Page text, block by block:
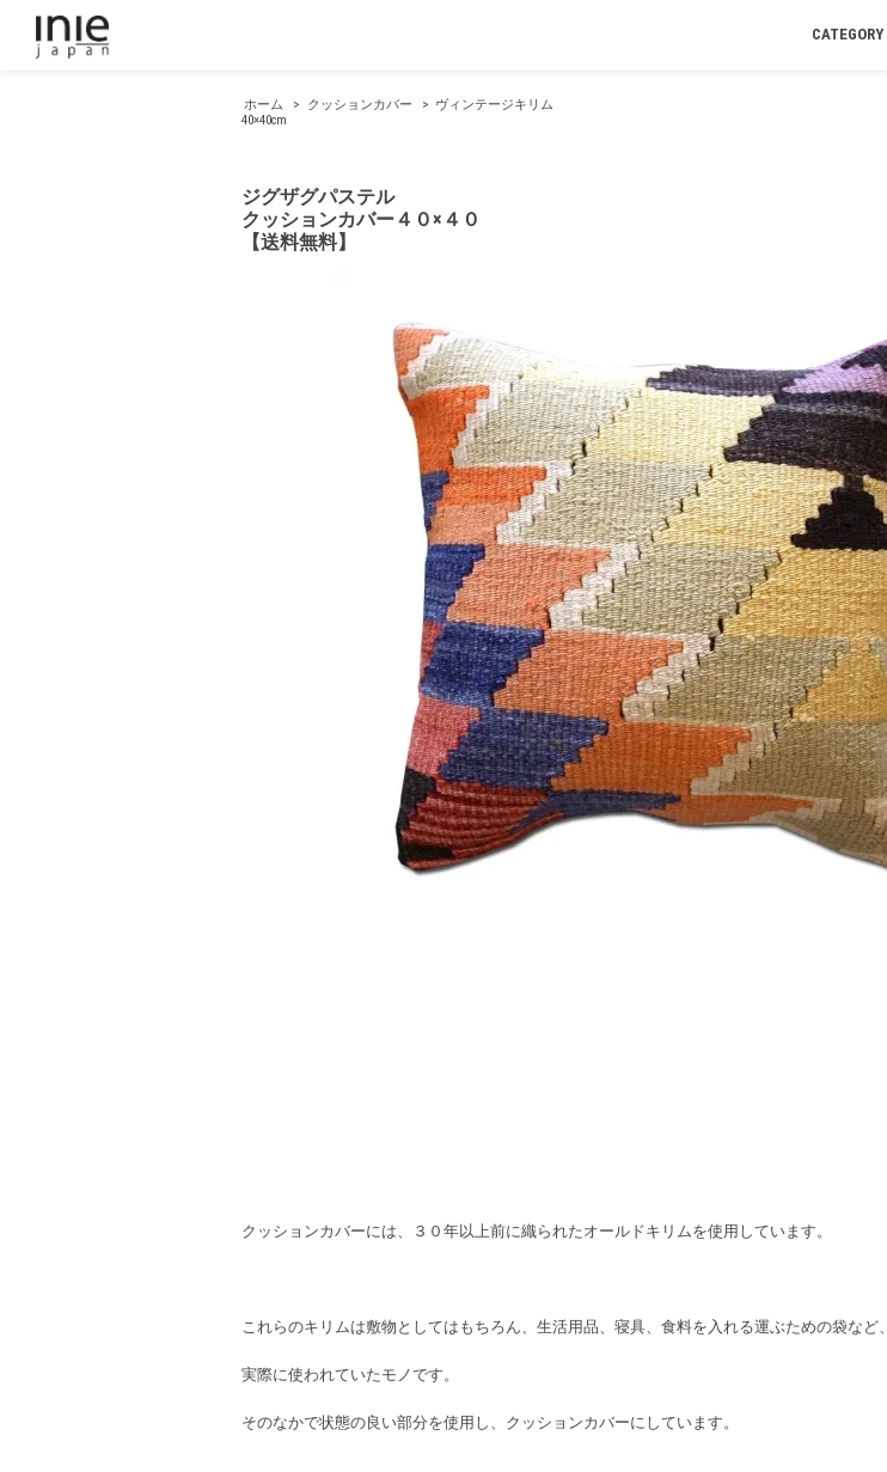
CATEGORY
ホーム > クッションカバー > ヴィンテージキリム
40×40cm
ジグザグパステル
クッションカバー４０×４０
【送料無料】
クッションカバーには、３０年以上前に織られたオールドキリムを使用しています。
これらのキリムは敷物としてはもちろん、生活用品、寝具、食料を入れる運ぶための袋など、
実際に使われていたモノです。
そのなかで状態の良い部分を使用し、クッションカバーにしています。